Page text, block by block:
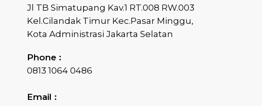
Jl TB Simatupang Kav.1 RT.008 RW.003
Kel.Cilandak Timur Kec.Pasar Minggu,
Kota Administrasi Jakarta Selatan
Phone :
0813 1064 0486
Email :